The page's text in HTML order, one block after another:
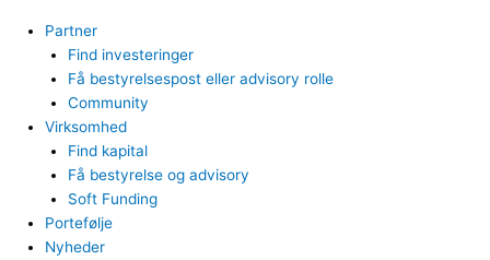
Partner
Find investeringer
Få bestyrelsespost eller advisory rolle
Community
Virksomhed
Find kapital
Få bestyrelse og advisory
Soft Funding
Portefølje
Nyheder